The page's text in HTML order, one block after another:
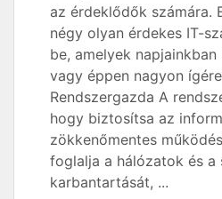
az érdeklődők számára.
négy olyan érdekes IT-
be, amelyek
vagy éppen nagyon
Rendszergazda A
hogy biztosítsa az
zökkenőmentes
foglalja a hálózatok és a
karbantartását, ...